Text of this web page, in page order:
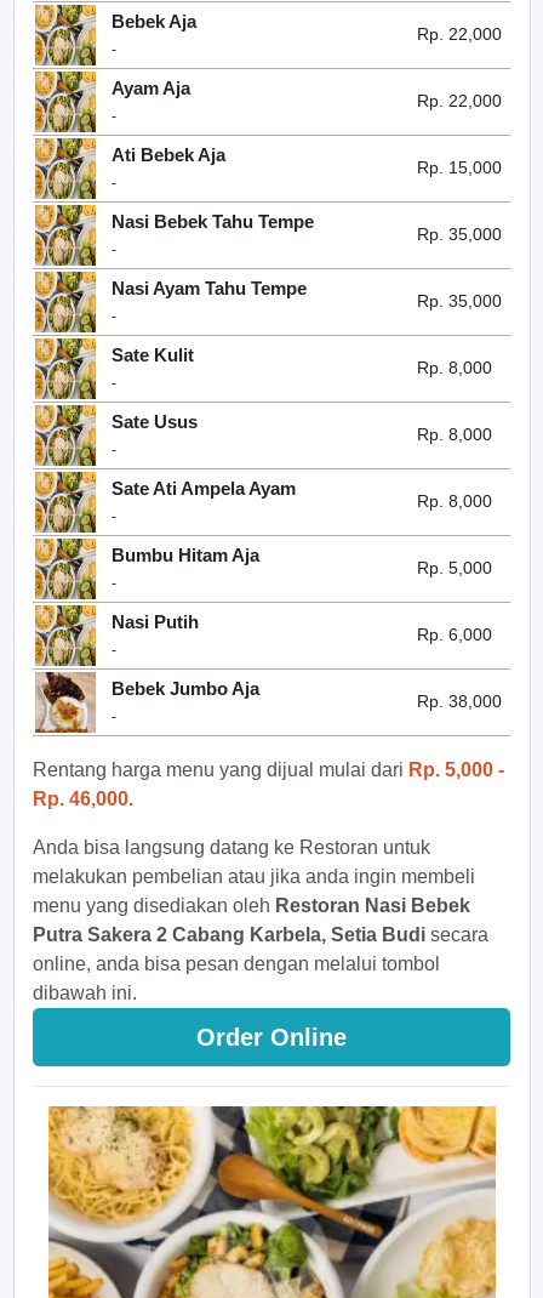
Bebek Aja
-
Rp. 22,000
Ayam Aja
-
Rp. 22,000
Ati Bebek Aja
-
Rp. 15,000
Nasi Bebek Tahu Tempe
-
Rp. 35,000
Nasi Ayam Tahu Tempe
-
Rp. 35,000
Sate Kulit
-
Rp. 8,000
Sate Usus
-
Rp. 8,000
Sate Ati Ampela Ayam
-
Rp. 8,000
Bumbu Hitam Aja
-
Rp. 5,000
Nasi Putih
-
Rp. 6,000
Bebek Jumbo Aja
-
Rp. 38,000
Rentang harga menu yang dijual mulai dari Rp. 5,000 -
Rp. 46,000.
Anda bisa langsung datang ke Restoran untuk
melakukan pembelian atau jika anda ingin membeli
menu yang disediakan oleh Restoran Nasi Bebek
Putra Sakera 2 Cabang Karbela, Setia Budi secara
online, anda bisa pesan dengan melalui tombol
dibawah ini.
Order Online